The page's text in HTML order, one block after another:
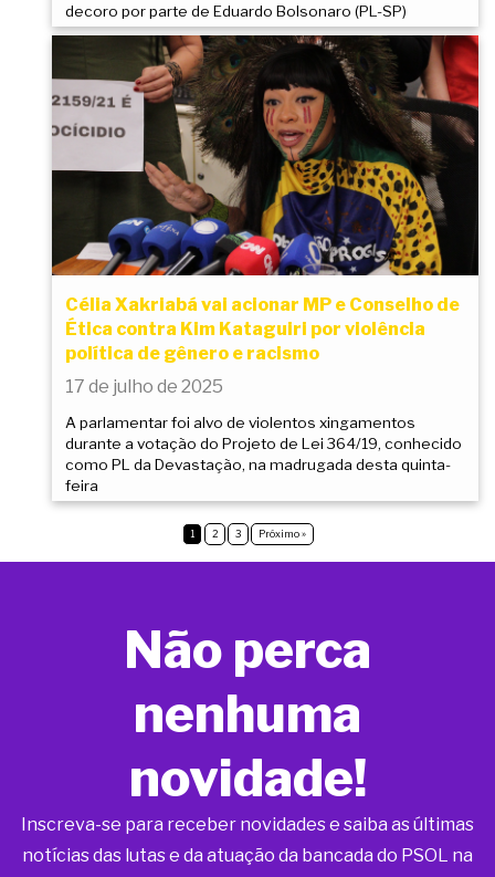
decoro por parte de Eduardo Bolsonaro (PL-SP)
Célia Xakriabá vai acionar MP e Conselho de
Ética contra Kim Kataguiri por violência
política de gênero e racismo
17 de julho de 2025
A parlamentar foi alvo de violentos xingamentos
durante a votação do Projeto de Lei 364/19, conhecido
como PL da Devastação, na madrugada desta quinta-
feira
1 2 3 Próximo »
Não perca
nenhuma
novidade!
Inscreva-se para receber novidades e saiba as últimas
notícias das lutas e da atuação da bancada do PSOL na